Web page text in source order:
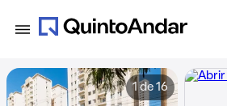
1 de 16